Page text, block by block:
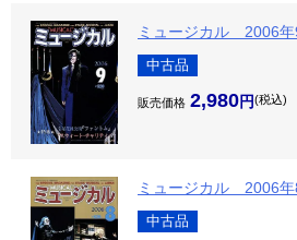
ミュージカル 2006年
中古品
販売価格 2,980 税込
ミュージカル 2006年
中古品